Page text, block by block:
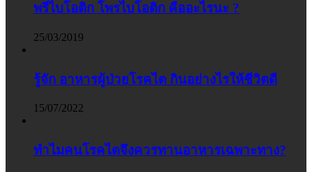
พรีไบโอติก โพรไบโอติก คืออะไรนะ ?
25/03/2019
รู้จัก อาหารผู้ป่วยโรคไต กินอย่างไรให้ชีวิตดี
15/07/2022
ทำไมคนโรคไตจึงควรทานอาหารเฉพาะทาง?